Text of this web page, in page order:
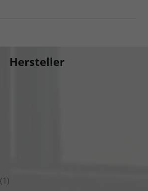
Hersteller
(1)